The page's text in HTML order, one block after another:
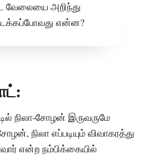
நிலா-சோழன் இருவருமே
நிலா எப்படியும் விவாகரத்து
என்ற நம்பிக்கையில்